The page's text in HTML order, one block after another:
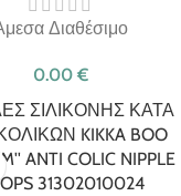
Διαθέσιμο
0.00 €